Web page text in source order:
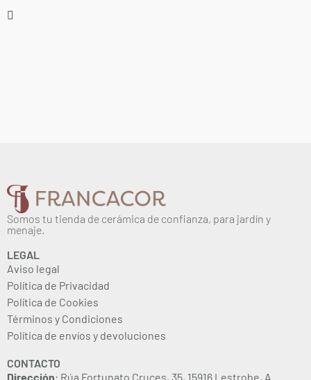
CONJUNTO CENTROS
BLANCO 40 CM
26,49€ IVA inc.
Añadir al carrito
27,97€ IVA inc.